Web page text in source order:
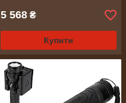
5 568 ₴
Купити